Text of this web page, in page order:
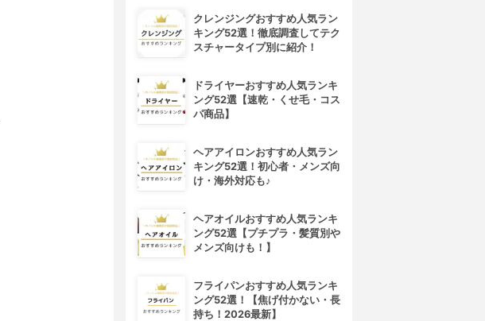
クレンジングおすすめ人気ラン
キング52選！徹底調査してテク
スチャータイプ別に紹介！
ドライヤーおすすめ人気ランキ
ング52選【速乾・くせ毛・コス
パ商品】
ヘアアイロンおすすめ人気ラン
キング52選！初心者・メンズ向
け・海外対応も♪
ヘアオイルおすすめ人気ランキ
ング52選【プチプラ・髪質別や
メンズ向けも！】
フライパンおすすめ人気ランキ
ング52選！【焦げ付かない・長
持ち！2026最新】